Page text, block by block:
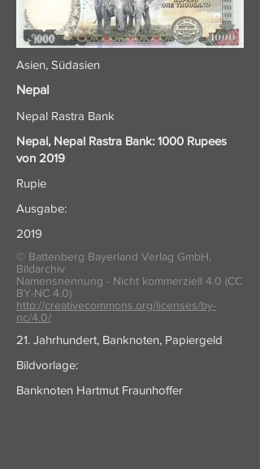
Asien, Südasien
Nepal
Nepal Rastra Bank
Nepal, Nepal Rastra Bank: 1000 Rupees
von 2019
Rupie
Ausgabe:
2019
© Battenberg Bayerland Verlag GmbH,
Bildarchiv
Namensnennung - Nicht kommerziell 4.0 (CC
BY-NC 4.0)
http://creativecommons.org/licenses/by-
nc/4.0/
21. Jahrhundert, Banknoten, Papiergeld
Bildvorlage:
Banknoten Hartmut Fraunhoffer